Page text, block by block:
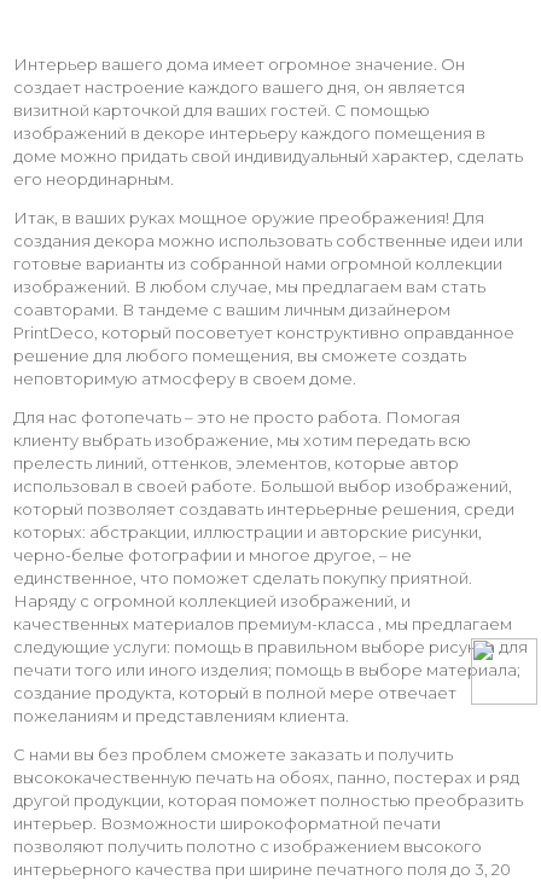
Интерьер вашего дома имеет огромное значение. Он
создает настроение каждого вашего дня, он является
визитной карточкой для ваших гостей. С помощью
изображений в декоре интерьеру каждого помещения в
доме можно придать свой индивидуальный характер, сделать
его неординарным.
Итак, в ваших руках мощное оружие преображения! Для
создания декора можно использовать собственные идеи или
готовые варианты из собранной нами огромной коллекции
изображений. В любом случае, мы предлагаем вам стать
соавторами. В тандеме с вашим личным дизайнером
PrintDeco, который посоветует конструктивно оправданное
решение для любого помещения, вы сможете создать
неповторимую атмосферу в своем доме.
Для нас фотопечать – это не просто работа. Помогая
клиенту выбрать изображение, мы хотим передать всю
прелесть линий, оттенков, элементов, которые автор
использовал в своей работе. Большой выбор изображений,
который позволяет создавать интерьерные решения, среди
которых: абстракции, иллюстрации и авторские рисунки,
черно-белые фотографии и многое другое, – не
единственное, что поможет сделать покупку приятной.
Наряду с огромной коллекцией изображений, и
качественных материалов премиум-класса , мы предлагаем
следующие услуги: помощь в правильном выборе рисунка для
печати того или иного изделия; помощь в выборе материала;
создание продукта, который в полной мере отвечает
пожеланиям и представлениям клиента.
С нами вы без проблем сможете заказать и получить
высококачественную печать на обоях, панно, постерах и ряд
другой продукции, которая поможет полностью преобразить
интерьер. Возможности широкоформатной печати
позволяют получить полотно с изображением высокого
интерьерного качества при ширине печатного поля до 3, 20